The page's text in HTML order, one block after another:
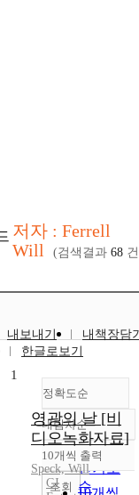
저자 : Ferrell
Will
(검색결과 68
내보내기
내책장담
한글로보기
정확도순
정확도
순
인기도
순
내림차순
내림차순
10개씩 출력
조회
1
영광의 날 [비
디오녹화자료]
Speck,Will
CJ